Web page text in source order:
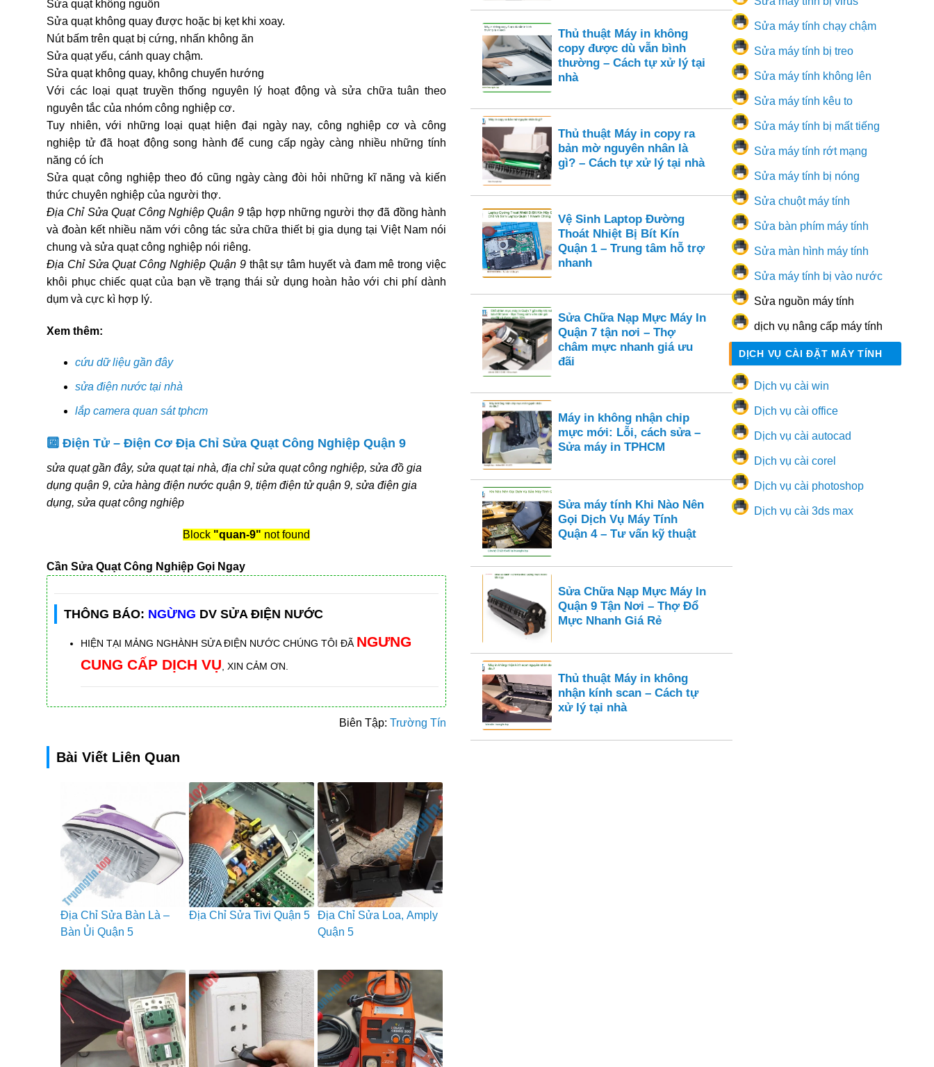
Sửa quạt không nguồn
Sửa quạt không quay được hoặc bị kẹt khi xoay.
Nút bấm trên quạt bị cứng, nhấn không ăn
Sửa quạt yếu, cánh quay chậm.
Sửa quạt không quay, không chuyển hướng
Với các loại quạt truyền thống nguyên lý hoạt động và sửa chữa tuân theo
nguyên tắc của nhóm công nghiệp cơ.
Tuy nhiên, với những loại quạt hiện đại ngày nay, công nghiệp cơ và công
nghiệp tử đã hoạt động song hành để cung cấp ngày càng nhiều những tính
năng có ích
Sửa quạt công nghiệp theo đó cũng ngày càng đòi hỏi những kĩ năng và kiến
thức chuyên nghiệp của người thợ.
Địa Chỉ Sửa Quạt Công Nghiệp Quận 9tập hợp những người thợ đã đồng hành
và đoàn kết nhiều năm với công tác sửa chữa thiết bị gia dụng tại Việt Nam nói
chung và sửa quạt công nghiệp nói riêng.
Địa Chỉ Sửa Quạt Công Nghiệp Quận 9thật sự tâm huyết và đam mê trong việc
khôi phục chiếc quạt của bạn về trạng thái sử dụng hoàn hảo với chi phí dành
dụm và cực kì hợp lý.
Xem thêm:
cứu dữ liệu gần đây
sửa điện nước tại nhà
lắp camera quan sát tphcm
🔟 Điện Tử – Điện Cơ Địa Chỉ Sửa Quạt Công Nghiệp Quận 9
sửa quạt gần đây, sửa quạt tại nhà, địa chỉ sửa quạt công nghiệp, sửa đồ gia
dụng quận 9, cửa hàng điện nước quận 9, tiệm điện tử quận 9, sửa điện gia
dụng, sửa quạt công nghiệp
Block "quan-9" not found
Cần Sửa Quạt Công Nghiệp Gọi Ngay
THÔNG BÁO: NGỪNG DV SỬA ĐIỆN NƯỚC
HIỆN TẠI MẢNG NGHÀNH SỬA ĐIỆN NƯỚC CHÚNG TÔI ĐÃ NGƯNG
CUNG CẤP DỊCH VỤ , XIN CẢM ƠN.
Biên Tập: Trường Tín
Bài Viết Liên Quan
Địa Chỉ Sửa Bàn Là –
Bàn Ủi Quận 5
Địa Chỉ Sửa Tivi Quận 5
Địa Chỉ Sửa Loa, Amply
Quận 5
Thủ thuật Máy in không
copy được dù vẫn bình
thường – Cách tự xử lý tại
nhà
Thủ thuật Máy in copy ra
bản mờ nguyên nhân là
gì? – Cách tự xử lý tại nhà
Vệ Sinh Laptop Đường
Thoát Nhiệt Bị Bít Kín
Quận 1 – Trung tâm hỗ trợ
nhanh
Sửa Chữa Nạp Mực Máy In
Quận 7 tận nơi – Thợ
châm mực nhanh giá ưu
đãi
Máy in không nhận chip
mực mới: Lỗi, cách sửa –
Sửa máy in TPHCM
Sửa máy tính Khi Nào Nên
Gọi Dịch Vụ Máy Tính
Quận 4 – Tư vấn kỹ thuật
Sửa Chữa Nạp Mực Máy In
Quận 9 Tận Nơi – Thợ Đổ
Mực Nhanh Giá Rẻ
Thủ thuật Máy in không
nhận kính scan – Cách tự
xử lý tại nhà
Sửa máy tính chạy chậm
Sửa máy tính bị treo
Sửa máy tính không lên
Sửa máy tính kêu to
Sửa máy tính bị mất tiếng
Sửa máy tính rớt mạng
Sửa máy tính bị nóng
Sửa chuột máy tính
Sửa bàn phím máy tính
Sửa màn hình máy tính
Sửa máy tính bị vào nước
Sửa nguồn máy tính
dịch vụ nâng cấp máy tính
DỊCH VỤ CÀI ĐẶT MÁY TÍNH
Dịch vụ cài win
Dịch vụ cài office
Dịch vụ cài autocad
Dịch vụ cài corel
Dịch vụ cài photoshop
Dịch vụ cài 3ds max